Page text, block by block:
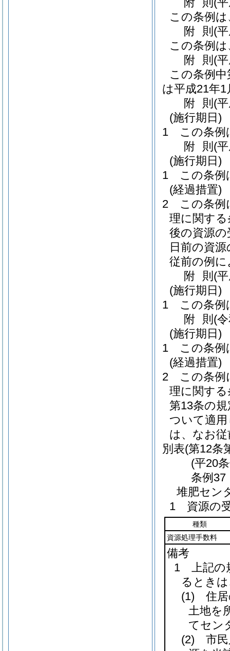
この条例
附 則 (
この条例
附 則 (
この条例
は平成21年
附 則 (
(施行期日)
1
この条例
附 則 (
(施行期日)
1
この条例
(経過措置)
2
この条例
理に関す
後の資源
日前の資
従前の例
附 則 (
(施行期日)
1
この条例
附 則 (
(施行期日)
1
この条例
(経過措置)
2
この条例
理に関する
第13条の
ついて適
は、なお
別表(第12条
(平20
条例37
堆肥セン
1 資源の
種類
資源処理手数料
備考
1 上記の
るとき
(1) 住居
土地を
てセン
(2) 市民